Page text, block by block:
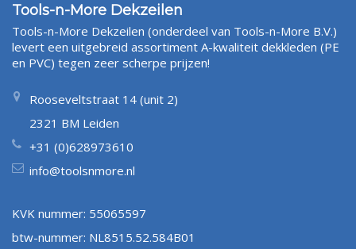
Tools-n-More Dekzeilen
Tools-n-More Dekzeilen (onderdeel van Tools-n-More B.V.)
levert een uitgebreid assortiment A-kwaliteit dekkleden (PE
en PVC) tegen zeer scherpe prijzen!
Rooseveltstraat 14 (unit 2)
2321 BM Leiden
+31 (0)628973610
info@toolsnmore.nl
KVK nummer: 55065597
btw-nummer: NL8515.52.584B01